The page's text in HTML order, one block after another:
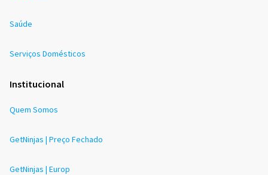
Saúde
Serviços Domésticos
Institucional
Quem Somos
GetNinjas | Preço Fechado
GetNinjas | Europ